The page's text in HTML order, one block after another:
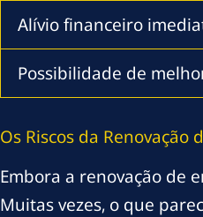
Alívio financeiro
Possibilidade de
Os Riscos da Renovação
Embora a renovação de
Muitas vezes, o que